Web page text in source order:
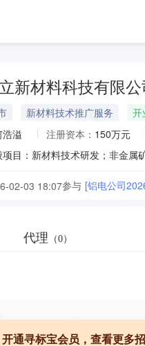
新材料科技有限公
新材料技术推广服务
开
浩溢 注册资本： 150万元
02-03 18:07参与 [铝电公司
代理 （0）
开通寻标宝会员，查看更多